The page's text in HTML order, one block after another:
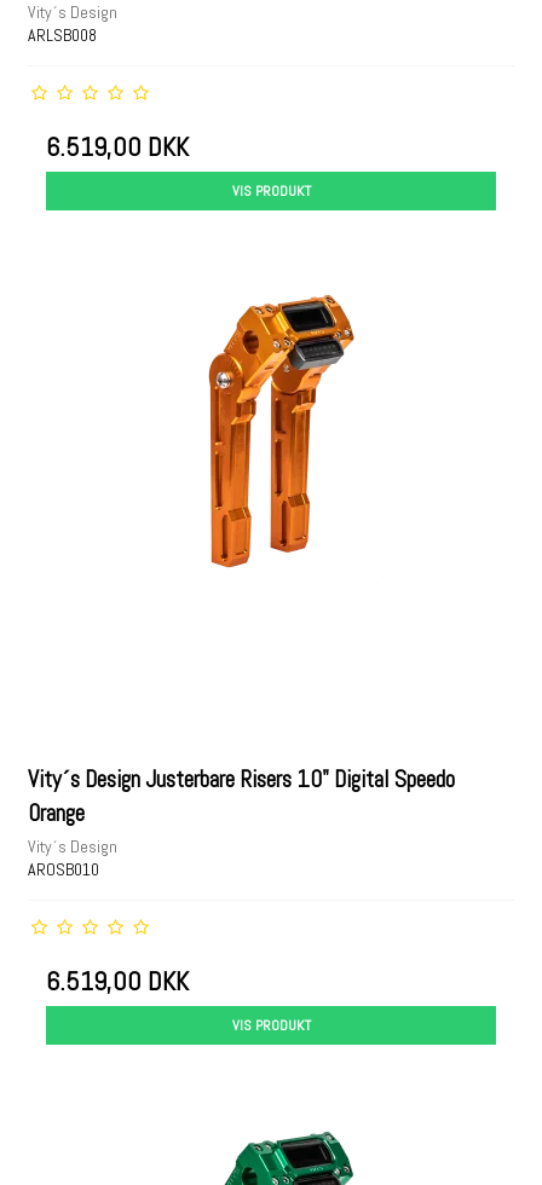
Vity´s Design
ARLSB008
6.519,00 DKK
VIS PRODUKT
Vity´s Design Justerbare Risers 10" Digital Speedo
Orange
Vity´s Design
AROSB010
6.519,00 DKK
VIS PRODUKT